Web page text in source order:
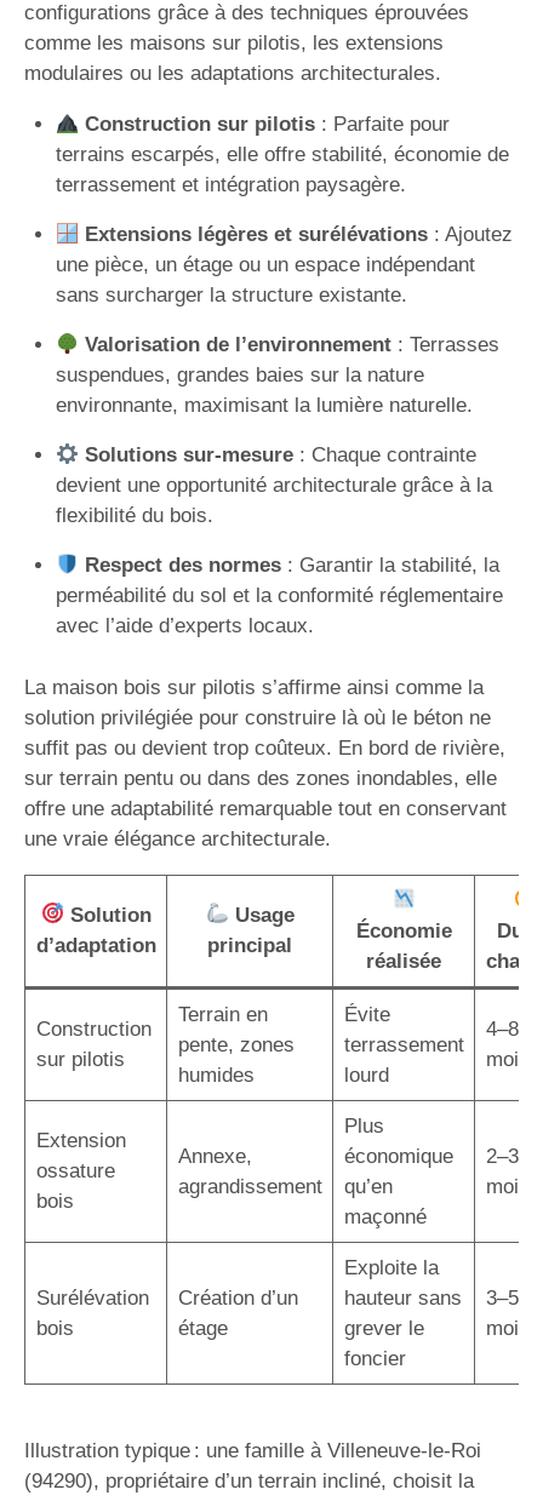
configurations grâce à des techniques éprouvées
comme les maisons sur pilotis, les extensions
modulaires ou les adaptations architecturales.
Construction sur pilotis: Parfaite pour
terrains escarpés, elle offre stabilité, économie de
terrassement et intégration paysagère.
Extensions légères et surélévations: Ajoutez
une pièce, un étage ou un espace indépendant
sans surcharger la structure existante.
Valorisation de l’environnement: Terrasses
suspendues, grandes baies sur la nature
environnante, maximisant la lumière naturelle.
Solutions sur-mesure: Chaque contrainte
devient une opportunité architecturale grâce à la
flexibilité du bois.
Respect des normes: Garantir la stabilité, la
perméabilité du sol et la conformité réglementaire
avec l’aide d’experts locaux.
La maison bois sur pilotis s’affirme ainsi comme la
solution privilégiée pour construire là où le béton ne
suffit pas ou devient trop coûteux. En bord de rivière,
sur terrain pentu ou dans des zones inondables, elle
offre une adaptabilité remarquable tout en conservant
une vraie élégance architecturale.
Solution
d’adaptation
Usage
principal
Économie
réalisée
Construction
sur pilotis
Terrain en
pente, zones
humides
Évite
terrassement
lourd
4–8
mois
Extension
ossature
bois
Annexe,
agrandissement
Plus
économique
qu’en
maçonné
2–3
mois
Surélévation
bois
Création d’un
étage
Exploite la
hauteur sans
grever le
foncier
3–5
mois
Illustration typique : une famille à Villeneuve-le-Roi
(94290), propriétaire d’un terrain incliné, choisit la